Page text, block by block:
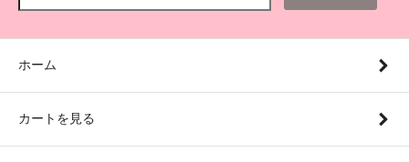
ホーム
カートを見る